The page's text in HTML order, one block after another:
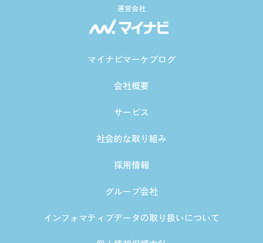
運営会社
マイナビマーケブログ
会社概要
サービス
社会的な取り組み
採用情報
グループ会社
インフォマティブデータの取り扱いについて